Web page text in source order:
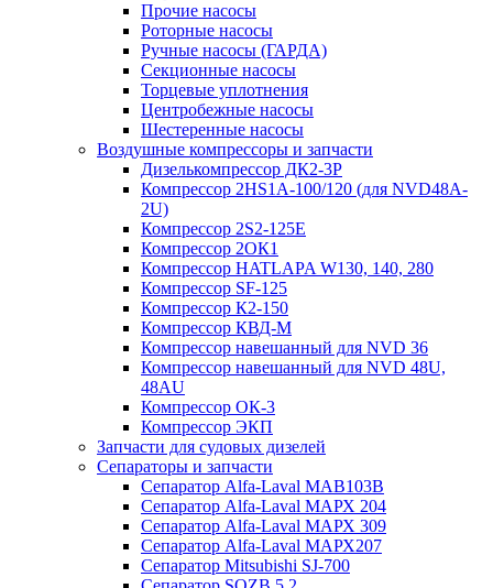
Прочие насосы
Роторные насосы
Ручные насосы (ГАРДА)
Секционные насосы
Торцевые уплотнения
Центробежные насосы
Шестеренные насосы
Воздушные компрессоры и запчасти
Дизелькомпрессор ДК2-3Р
Компрессор 2HS1A-100/120 (для NVD48A-
2U)
Компрессор 2S2-125Е
Компрессор 2ОК1
Компрессор HATLAPA W130, 140, 280
Компрессор SF-125
Компрессор К2-150
Компрессор КВД-М
Компрессор навешанный для NVD 36
Компрессор навешанный для NVD 48U,
48AU
Компрессор ОК-3
Компрессор ЭКП
Запчасти для судовых дизелей
Сепараторы и запчасти
Сепаратор Alfa-Laval МАВ103В
Сепаратор Alfa-Laval МАРХ 204
Сепаратор Alfa-Laval МАРХ 309
Сепаратор Alfa-Laval МАРХ207
Сепаратор Mitsubishi SJ-700